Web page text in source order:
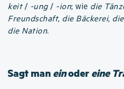
keit/ -ung/ -ion; wie die
Freundschaft, die Bäckerei,
die Nation.
Sagt maneinodereine